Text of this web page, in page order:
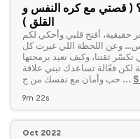
( قصتي مع كره النفس و
القلق )
حقيقية، أفتح قلبي وأحكي لكم
وعن اللحظة اللي غيرت كل
ثقتنا، وكيف نعيد برمجتها
فعّالة تساعدك تبني علاقة
حب وأمان مع نفسك من ج ...
9m 22s
Oct 2022